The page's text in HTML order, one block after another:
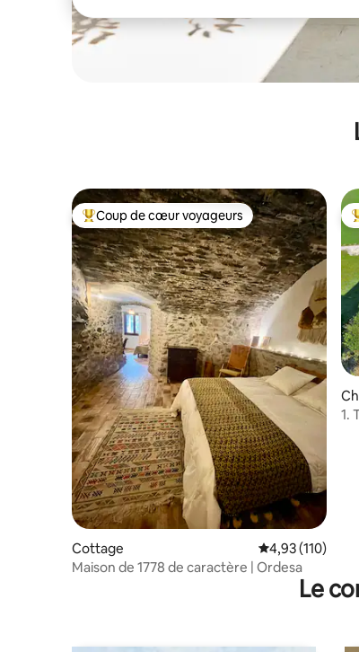
Coups de cœur voyageurs les plus appréciés
Coup de cœur voyageurs
Cottage Évaluation
4,93 (110)
Maison de 1778 de caractère | Ordesa
1.
Le